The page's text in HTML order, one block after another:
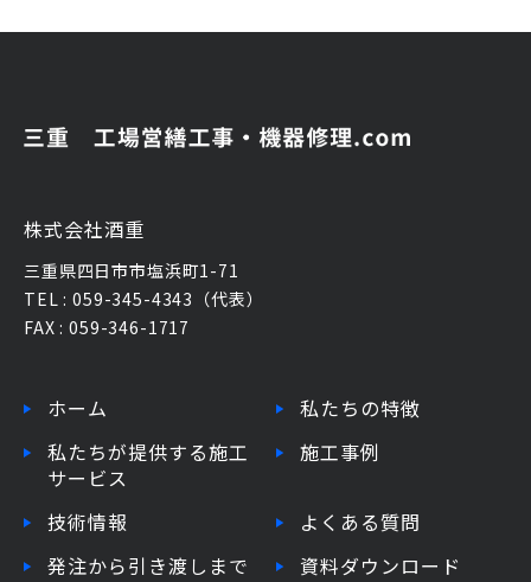
株式会社酒重
三重県四日市市塩浜町1-71
TEL : 059-345-4343（代表）
FAX : 059-346-1717
ホーム
私たちの特徴
私たちが提供する施工
サービス
施工事例
技術情報
よくある質問
発注から引き渡しまで
資料ダウンロード